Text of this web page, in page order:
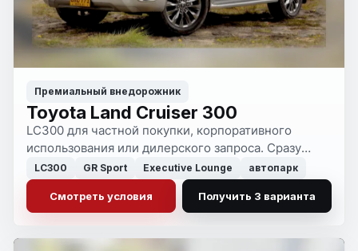
Премиальный внедорожник
Toyota Land Cruiser 300
LC300 для частной покупки, корпоративного
использования или дилерского запроса. Сразу
видно, где брать автомобиль сейчас, а где ждать
поставку ради более сильной комплектации.
LC300 GR Sport Executive Lounge автопарк
Смотреть условия Получить 3 варианта